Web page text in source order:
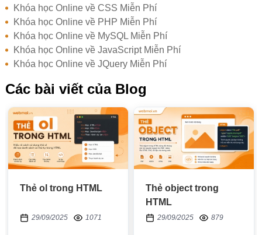
Khóa học Online về CSS Miễn Phí
Khóa học Online về PHP Miễn Phí
Khóa học Online về MySQL Miễn Phí
Khóa học Online về JavaScript Miễn Phí
Khóa học Online về JQuery Miễn Phí
Các bài viết của Blog
Thẻ ol trong HTML
29/09/2025 1071
Thẻ object trong
HTML
29/09/2025 879